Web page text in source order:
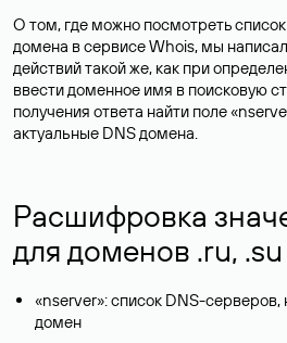
О том, где можно посмотреть
домена в сервисе Whois, мы
действий такой же, как при
ввести доменное имя в поисковую
получения ответа найти поле
актуальные DNS домена.
Расшифровка
для доменов .ru,
«nserver»: список DNS-
домен